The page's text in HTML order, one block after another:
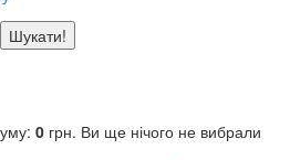
Шукати!
0 грн. Ви ще нічого не вибрали